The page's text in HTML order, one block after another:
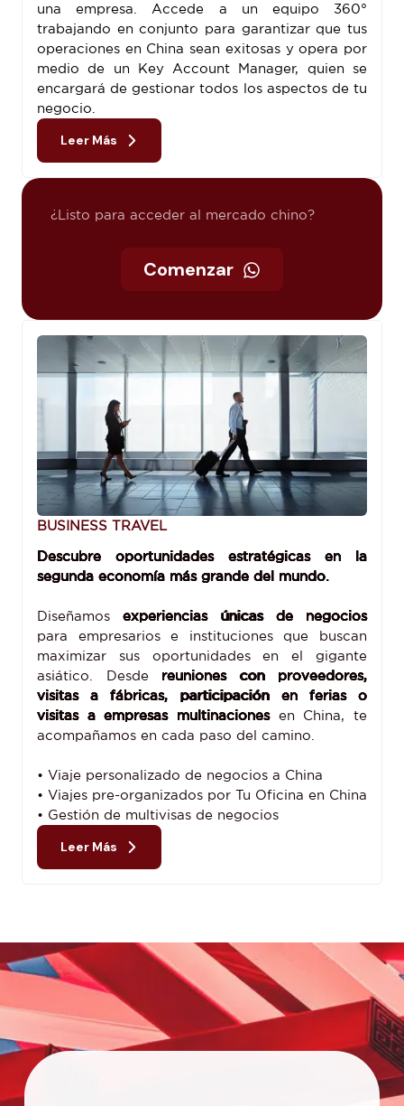
una empresa. Accede a un equipo 360°
trabajando en conjunto para garantizar que tus
operaciones en China sean exitosas y opera por
medio de un Key Account Manager, quien se
encargará de gestionar todos los aspectos de tu
negocio.
Leer Más
¿Listo para acceder al mercado chino?
Comenzar
BUSINESS TRAVEL
Descubre oportunidades estratégicas en la
segunda economía más grande del mundo.
Diseñamosexperiencias únicas de negocios
para empresarios e instituciones que buscan
maximizar sus oportunidades en el gigante
asiático. Desde reuniones con proveedores,
visitas a fábricas, participación en ferias o
visitas a empresas multinacionesen China, te
acompañamos en cada paso del camino.
• Viaje personalizado de negocios a China
• Viajes pre-organizados por Tu Oficina en China
• Gestión de multivisas de negocios
Leer Más